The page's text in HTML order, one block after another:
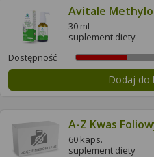
Avitale
30 ml
suplement diety
Dostępność
Dodaj do
A-Z Kwas
60 kaps.
suplement diety